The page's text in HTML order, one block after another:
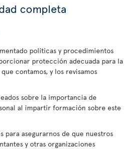
completa
políticas y procedimientos
protección adecuada para la
contamos, y los revisamos
sobre la importancia de
al impartir formación sobre este
para asegurarnos de que nuestros
y otras organizaciones